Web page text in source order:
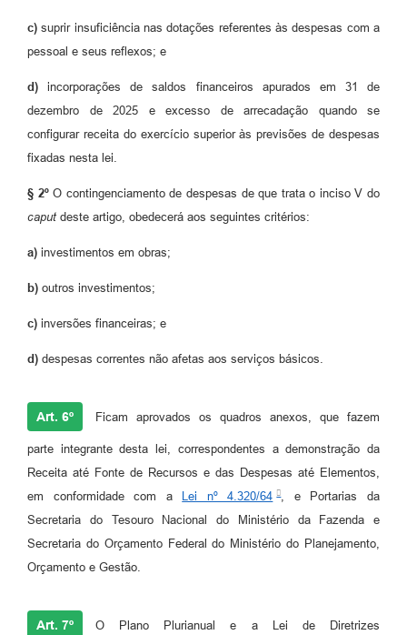
c) suprir insuficiência nas dotações referentes às despesas com a
pessoal e seus reflexos; e
d) incorporações de saldos financeiros apurados em 31 de
dezembro de 2025 e excesso de arrecadação quando se
configurar receita do exercício superior às previsões de despesas
fixadas nesta lei.
§ 2ºO contingenciamento de despesas de que trata o inciso V do
caput deste artigo, obedecerá aos seguintes critérios:
a) investimentos em obras;
b) outros investimentos;
c) inversões financeiras; e
d) despesas correntes não afetas aos serviços básicos.
Art. 6º Ficam aprovados os quadros anexos, que fazem
parte integrante desta lei, correspondentes a demonstração da
Receita até Fonte de Recursos e das Despesas até Elementos,
em conformidade com a
Lei nº 4.320/64
, e Portarias da
Secretaria do Tesouro Nacional do Ministério da Fazenda e
Secretaria do Orçamento Federal do Ministério do Planejamento,
Orçamento e Gestão.
Art. 7º O Plano Plurianual e a Lei de Diretrizes